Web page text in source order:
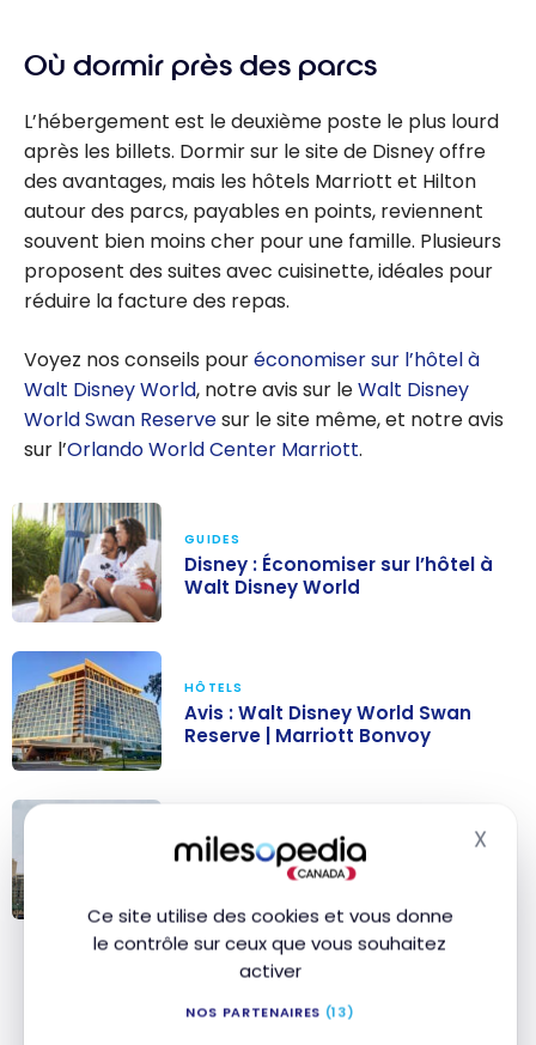
Ce site utilise des cookies et vous donne
le contrôle sur ceux que vous souhaitez
activer
NOS PARTENAIRES (13)
X
voyage à
Floride | Visites
et attractions à
faire
Où dormir près des parcs
L’hébergement est le deuxième poste le plus lourd
après les billets. Dormir sur le site de Disney offre
des avantages, mais les hôtels Marriott et Hilton
autour des parcs, payables en points, reviennent
souvent bien moins cher pour une famille. Plusieurs
proposent des suites avec cuisinette, idéales pour
réduire la facture des repas.
Voyez nos conseils pouréconomiser sur l’hôtel à
Walt Disney World, notre avis sur leWalt Disney
World Swan Reservesur le site même, et notre avis
sur l’Orlando World Center Marriott.
Économiser sur
l’hôtel à Walt
Disney World
GUIDES
Disney : Économiser sur l’hôtel à
Walt Disney World
Disney World
Marriott
Bonvoy
HÔTELS
Avis : Walt Disney World Swan
Reserve | Marriott Bonvoy
Avis : Orlando
HÔTELS
Avis : Orlando World Center
Marriott | Marriott Bonvoy
Profiter d’Orlando au-delà des